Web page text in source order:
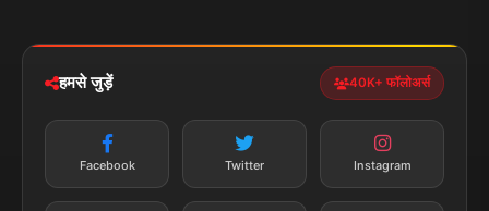
न्यूज़ अलर्ट
सब्सक्राइब करें
हमसे जुड़ें 40K+ फॉलोअर्स
Facebook Twitter Instagram